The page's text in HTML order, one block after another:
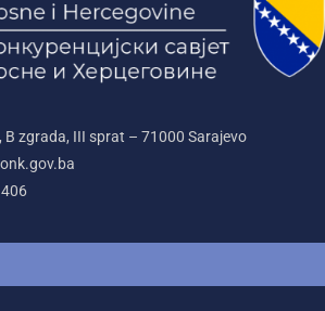
B zgrada, III sprat – 71000‌ Sarajevo